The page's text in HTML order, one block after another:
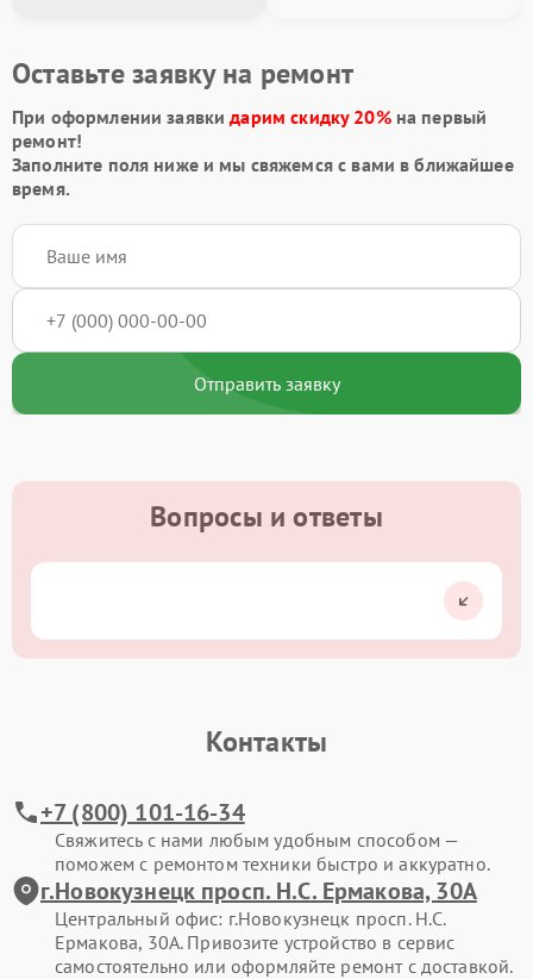
Оставьте заявку на ремонт
При оформлении заявкидарим скидку 20%на первый
ремонт!
Заполните поля ниже и мы свяжемся с вами в ближайшее
время.
Отправить заявку
Вопросы и ответы
Контакты
+7 (800) 101-16-34
Свяжитесь с нами любым удобным способом —
поможем с ремонтом техники быстро и аккуратно.
г.Новокузнецк просп. Н.С. Ермакова, 30А
Центральный офис: г.Новокузнецк просп. Н.С.
Ермакова, 30А. Привозите устройство в сервис
самостоятельно или оформляйте ремонт с доставкой.